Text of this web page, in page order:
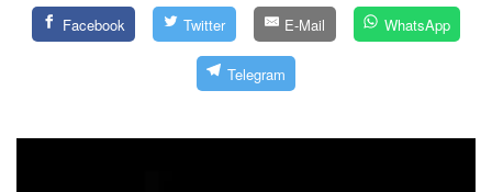
Facebook Twitter E-Mail WhatsApp
Telegram